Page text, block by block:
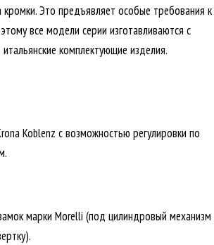
кромки. Это предъявляет особые требования к
все модели серии изготавливаются с
комплектующие изделия.
Koblenz с возможностью регулировки по
марки Morelli (под цилиндровый механизм